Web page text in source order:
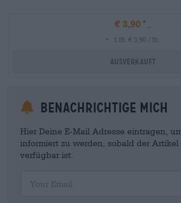
€ 3,90
-
1 St. € 3,90 / St.
Ausverkauft
Benachrichtige mich
Hier Deine E-Mail Adresse eintragen,
informiert zu werden, sobald der Artikel
verfügbar ist.